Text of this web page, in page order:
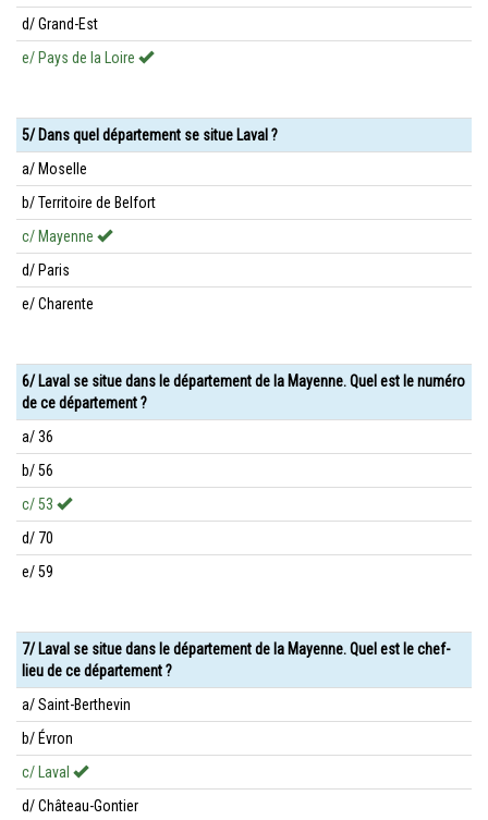
d/ Grand-Est
e/ Pays de la Loire
5/ Dans quel département se situe Laval ?
a/ Moselle
b/ Territoire de Belfort
c/ Mayenne
d/ Paris
e/ Charente
6/ Laval se situe dans le département de la Mayenne. Quel est le numéro
de ce département ?
a/ 36
b/ 56
c/ 53
d/ 70
e/ 59
7/ Laval se situe dans le département de la Mayenne. Quel est le chef-
lieu de ce département ?
a/ Saint-Berthevin
b/ Évron
c/ Laval
d/ Château-Gontier